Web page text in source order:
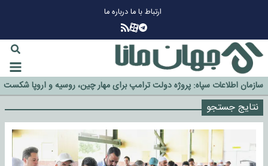
ارتباط با مادرباره ما
گزینه جدایی اوسمار روی میز مدیران پرسپولیس
آیا رئیس جمهور آمریکا قانون را دور می‌زند؟
اخراج رسمی چهره نامدار از پرسپولیس
سازمان اطلاعات سپاه: پروژه دولت ترامپ برای مهار چین، روسیه و اروپا شکست
خورد
نتایج جستجو